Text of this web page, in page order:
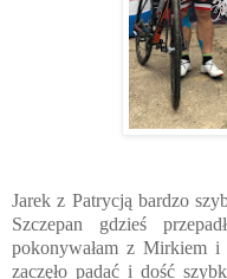
Jarek z Patrycją bardzo
Szczepan gdzieś
pokonywałam z Mirkiem
zaczęło padać i dość